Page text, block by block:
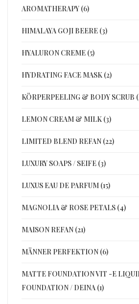
AROMATHERAPY (6)
HIMALAYA GOJI BEERE (3)
HYALURON CREME (5)
HYDRATING FACE MASK (2)
KÖRPERPEELING & BODY SCRUB
LEMON CREAM & MILK (3)
LIMITED BLEND REFAN (22)
LUXURY SOAPS / SEIFE (3)
LUXUS EAU DE PARFUM (15)
MAGNOLIA & ROSE PETALS (4)
MAISON REFAN (21)
MÄNNER PERFEKTION (6)
MATTE FOUNDATION VIT -E
FOUNDATION / DEINA (1)